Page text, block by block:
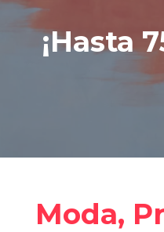
¡Hasta
Moda,